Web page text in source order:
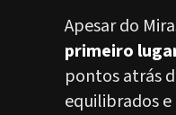
Apesar do
primeiro
pontos atrás
equilibrados